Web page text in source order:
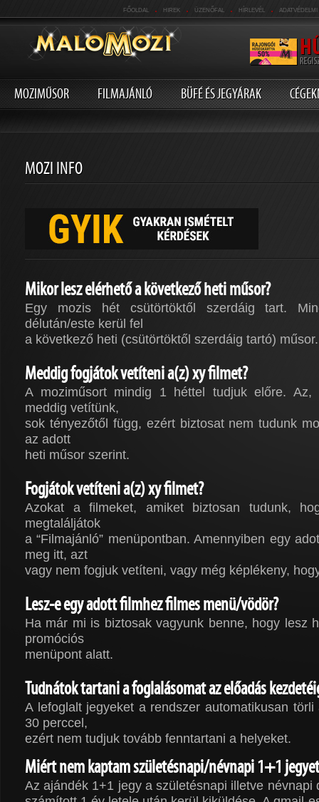
FŐOLDAL . HIREK . ÜZENŐFAL . HÍRLEVÉL . ADATVÉDELMI
MOZIMŰSOR FILMAJÁNLÓ BÜFÉ ÉS JEGYÁRAK
MOZI INFO
Mikor lesz elérhető a következő heti műsor?
Egy mozis hét csütörtöktől szerdáig tart.
délután/este kerül fel
a következő heti (csütörtöktől szerdáig tartó) műsor.
Meddig fogjátok vetíteni a(z) xy filmet?
A moziműsort mindig 1 héttel tudjuk előre. Az,
meddig vetítünk,
sok tényezőtől függ, ezért biztosat nem tudunk
az adott
heti műsor szerint.
Fogjátok vetíteni a(z) xy filmet?
Azokat a filmeket, amiket biztosan tudunk,
megtaláljátok
a “Filmajánló” menüpontban. Amennyiben egy
meg itt, azt
vagy nem fogjuk vetíteni, vagy még képlékeny,
Lesz-e egy adott filmhez filmes menü/vödör?
Ha már mi is biztosak vagyunk benne, hogy lesz
promóciós
menüpont alatt.
Tudnátok tartani a foglalásomat az előadás
A lefoglalt jegyeket a rendszer automatikusan
30 perccel,
ezért nem tudjuk tovább fenntartani a helyeket.
Miért nem kaptam születésnapi/névnapi 1+1
Az ajándék 1+1 jegy a születésnapi illetve névnapi